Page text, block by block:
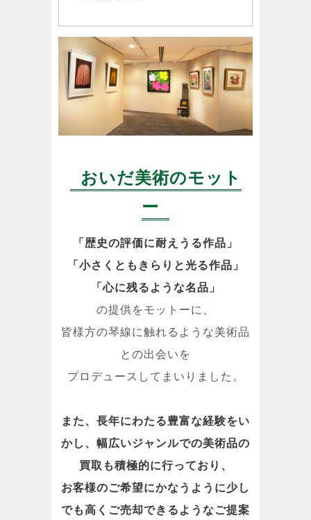
おいだ美術のモット
ー
「歴史の評価に耐えうる作品」
「小さくともきらりと光る作品」
「心に残るような名品」
の提供をモットーに、
皆様方の琴線に触れるような美術品
との出会いを
プロデュースしてまいりました。
また、長年にわたる豊富な経験をい
かし、幅広いジャンルでの美術品の
買取も積極的に行っており、
お客様のご希望にかなうように少し
でも高くご売却できるようなご提案